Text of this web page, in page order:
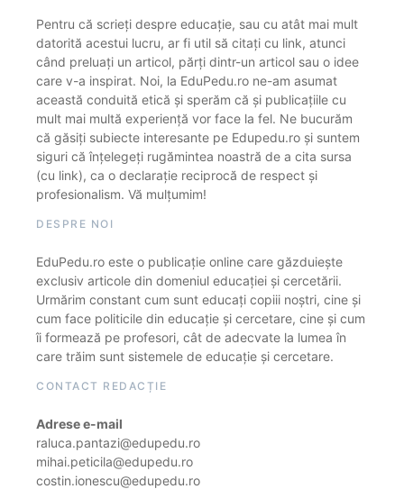
Pentru că scrieți despre educație, sau cu atât mai mult
datorită acestui lucru, ar fi util să citați cu link, atunci
când preluați un articol, părți dintr-un articol sau o idee
care v-a inspirat. Noi, la EduPedu.ro ne-am asumat
această conduită etică și sperăm că și publicațiile cu
mult mai multă experiență vor face la fel. Ne bucurăm
că găsiți subiecte interesante pe Edupedu.ro și suntem
siguri că înțelegeți rugămintea noastră de a cita sursa
(cu link), ca o declarație reciprocă de respect și
profesionalism. Vă mulțumim!
DESPRE NOI
EduPedu.ro este o publicație online care găzduiește
exclusiv articole din domeniul educației și cercetării.
Urmărim constant cum sunt educați copiii noștri, cine și
cum face politicile din educație și cercetare, cine și cum
îi formează pe profesori, cât de adecvate la lumea în
care trăim sunt sistemele de educație și cercetare.
CONTACT REDACȚIE
Adrese e-mail
raluca.pantazi@edupedu.ro
mihai.peticila@edupedu.ro
costin.ionescu@edupedu.ro